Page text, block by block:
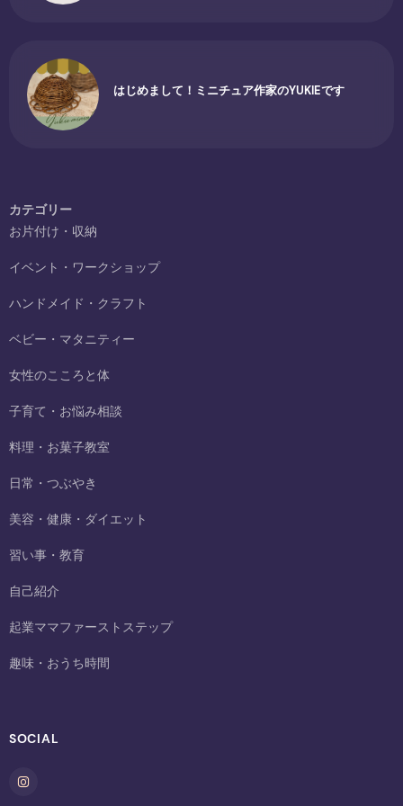
はじめまして！ミニチュア作家のYUKIEです
カテゴリー
お片付け・収納
イベント・ワークショップ
ハンドメイド・クラフト
ベビー・マタニティー
女性のこころと体
子育て・お悩み相談
料理・お菓子教室
日常・つぶやき
美容・健康・ダイエット
習い事・教育
自己紹介
起業ママファーストステップ
趣味・おうち時間
SOCIAL